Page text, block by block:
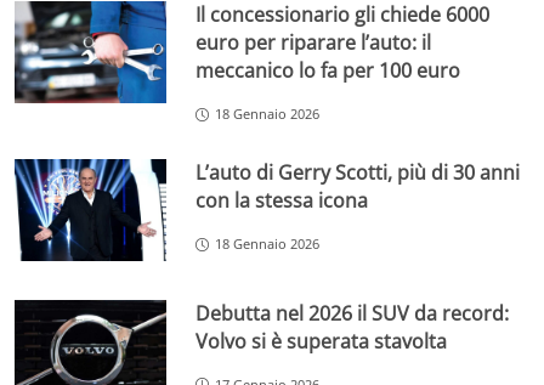
Il concessionario gli chiede 6000
euro per riparare l’auto: il
meccanico lo fa per 100 euro
18 Gennaio 2026
L’auto di Gerry Scotti, più di 30 anni
con la stessa icona
18 Gennaio 2026
Debutta nel 2026 il SUV da record:
Volvo si è superata stavolta